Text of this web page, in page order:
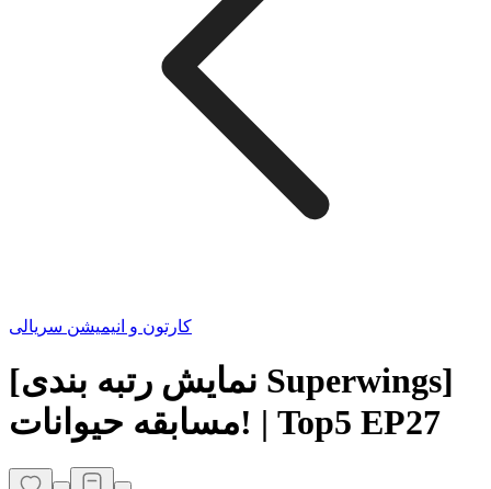
کارتون و انیمیشن سریالی
[نمایش رتبه بندی Superwings]
مسابقه حیوانات! | Top5 EP27